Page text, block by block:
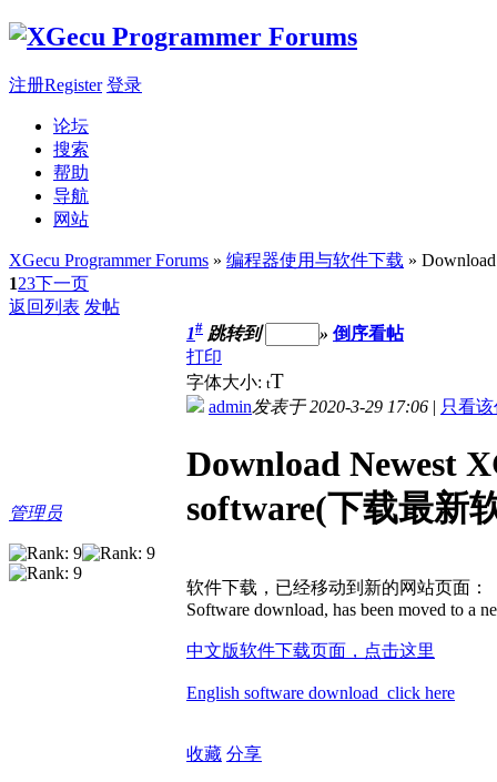
注册Register 登录
论坛
搜索
帮助
导航
网站
XGecu Programmer Forums » 编程器使用与软件下载 »
123下一页
返回列表 发帖
管理员
1# 跳转到 » 倒序看帖
打印
字体大小: tT
admin发表于 2020-3-29 17:06 | 只看
Download Newest
software(下载最新
软件下载，已经移动到新的网站页面：
Software download, has been moved to a
中文版软件下载页面，点击这里
English software download click here
收藏 分享